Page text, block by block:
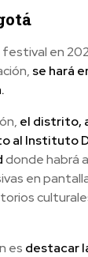
en
se hará
el distrito,
al Instituto
donde habrá
en
es destacar